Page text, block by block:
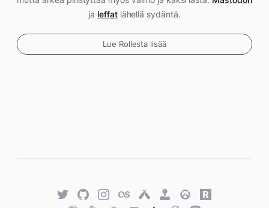
ja leffatlähellä sydäntä.
Lue Rollesta lisää
TwitterGitHubTwitterLast.fmUntappd
RetroOverwatch
Rawg.io